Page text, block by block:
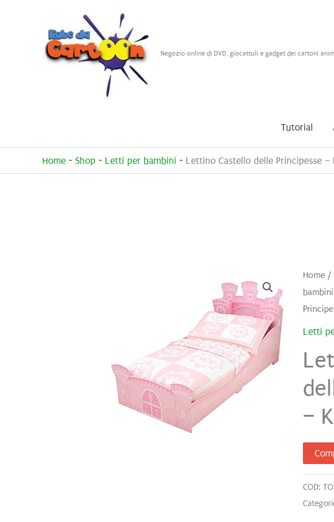
Negozio online di DVD, giocattoli e gadget dei cartoni
Tutorial
Home - Shop - Letti per bambini - Lettino Castello delle Principesse –
Home/
bambini
Letti
–
COD: